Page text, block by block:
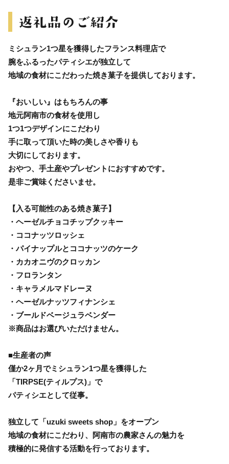
ミシュラン1つ星を獲得したフランス料理店で
腕をふるったパティシエが独立して
地域の食材にこだわった焼き菓子を提供しております。
『おいしい』はもちろんの事
地元阿南市の食材を使用し
1つ1つデザインにこだわり
手に取って頂いた時の美しさや香りも
大切にしております。
おやつ、手土産やプレゼントにおすすめです。
是非ご賞味くださいませ。
【入る可能性のある焼き菓子】
・ヘーゼルチョコチップクッキー
・ココナッツロッシェ
・パイナップルとココナッツのケーク
・カカオニヴのクロッカン
・フロランタン
・キャラメルマドレーヌ
・ヘーゼルナッツフィナンシェ
・ブールドベージュラベンダー
※商品はお選びいただけません。
■生産者の声
僅か2ヶ月でミシュラン1つ星を獲得した
「TIRPSE(ティルプス)」で
パティシエとして従事。
独立して「uzuki sweets shop」をオープン
地域の食材にこだわり、阿南市の農家さんの魅力を
積極的に発信する活動を行っております。